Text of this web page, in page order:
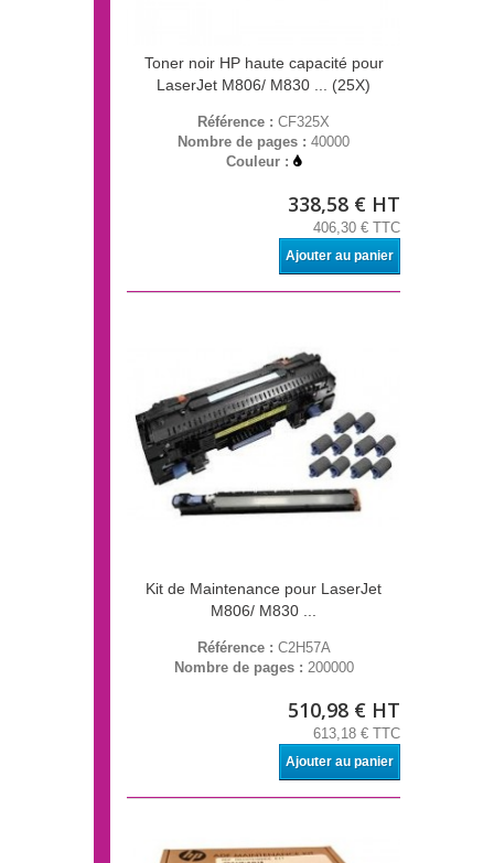
Toner noir HP haute capacité pour
LaserJet M806/ M830 ... (25X)
Référence : CF325X
Nombre de pages : 40000
Couleur :
338,58 € HT
406,30 € TTC
Ajouter au panier
Kit de Maintenance pour LaserJet
M806/ M830 ...
Référence : C2H57A
Nombre de pages : 200000
510,98 € HT
613,18 € TTC
Ajouter au panier